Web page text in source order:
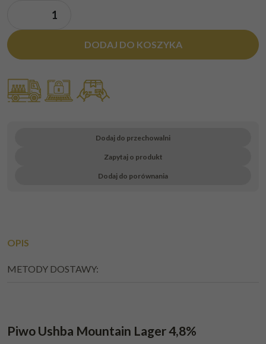
DODAJ DO KOSZYKA
Dodaj do przechowalni
Zapytaj o produkt
Dodaj do porównania
OPIS
METODY DOSTAWY:
Piwo Ushba Mountain Lager 4,8%